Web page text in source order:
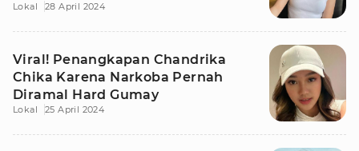
Lokal 28 April 2024
Viral! Penangkapan Chandrika
Chika Karena Narkoba Pernah
Diramal Hard Gumay
Lokal 25 April 2024